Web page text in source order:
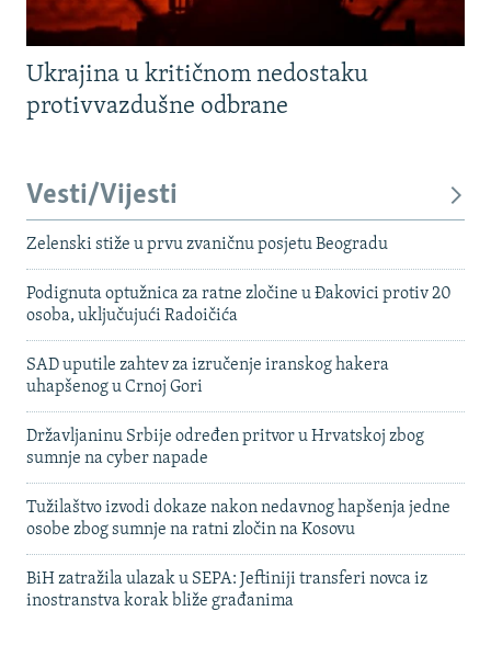
Ukrajina u kritičnom nedostaku
protivvazdušne odbrane
Vesti/Vijesti
Zelenski stiže u prvu zvaničnu posjetu Beogradu
Podignuta optužnica za ratne zločine u Đakovici protiv 20
osoba, uključujući Radoičića
SAD uputile zahtev za izručenje iranskog hakera
uhapšenog u Crnoj Gori
Državljaninu Srbije određen pritvor u Hrvatskoj zbog
sumnje na cyber napade
Tužilaštvo izvodi dokaze nakon nedavnog hapšenja jedne
osobe zbog sumnje na ratni zločin na Kosovu
BiH zatražila ulazak u SEPA: Jeftiniji transferi novca iz
inostranstva korak bliže građanima